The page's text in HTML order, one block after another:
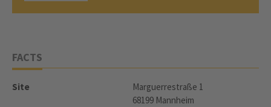
FACTS
Site
Marguerrestraße 1
68199 Mannheim